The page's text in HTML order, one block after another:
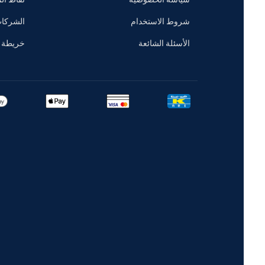
شروط الاستخدام
الأسئلة الشائعة
الشركات
خريطة